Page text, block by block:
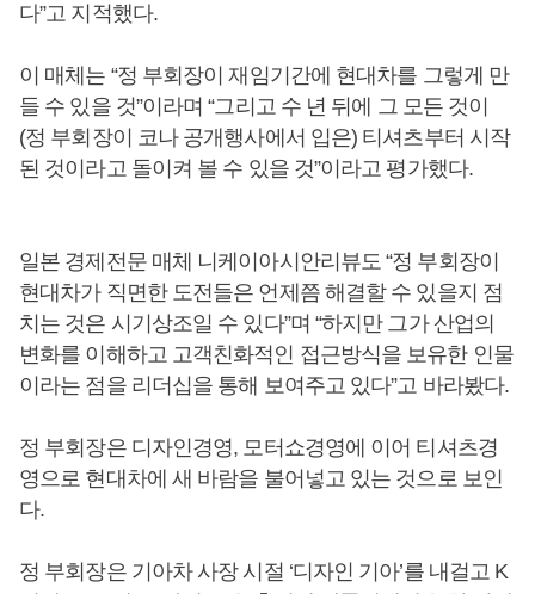
다”고 지적했다.
이 매체는 “정 부회장이 재임기간에 현대차를 그렇게 만
들 수 있을 것”이라며 “그리고 수 년 뒤에 그 모든 것이
(정 부회장이 코나 공개행사에서 입은) 티셔츠부터 시작
된 것이라고 돌이켜 볼 수 있을 것”이라고 평가했다.
일본 경제전문 매체 니케이아시안리뷰도 “정 부회장이
현대차가 직면한 도전들은 언제쯤 해결할 수 있을지 점
치는 것은 시기상조일 수 있다”며 “하지만 그가 산업의
변화를 이해하고 고객친화적인 접근방식을 보유한 인물
이라는 점을 리더십을 통해 보여주고 있다”고 바라봤다.
정 부회장은 디자인경영, 모터쇼경영에 이어 티셔츠경
영으로 현대차에 새 바람을 불어넣고 있는 것으로 보인
다.
정 부회장은 기아차 사장 시절 ‘디자인 기아’를 내걸고 K